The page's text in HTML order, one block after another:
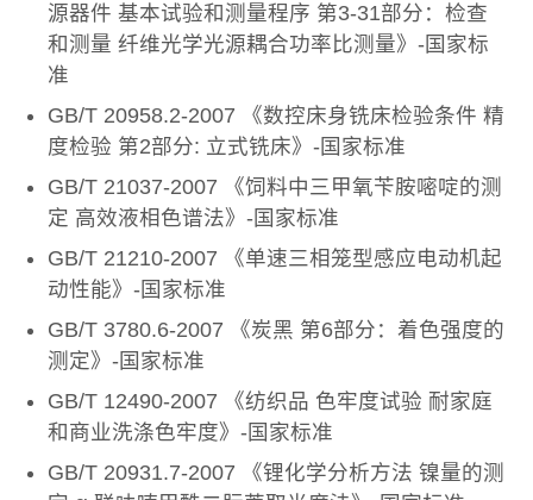
源器件 基本试验和测量程序 第3-31部分：检查
和测量 纤维光学光源耦合功率比测量》-国家标
准
GB/T 20958.2-2007 《数控床身铣床检验条件 精
度检验 第2部分: 立式铣床》-国家标准
GB/T 21037-2007 《饲料中三甲氧苄胺嘧啶的测
定 高效液相色谱法》-国家标准
GB/T 21210-2007 《单速三相笼型感应电动机起
动性能》-国家标准
GB/T 3780.6-2007 《炭黑 第6部分：着色强度的
测定》-国家标准
GB/T 12490-2007 《纺织品 色牢度试验 耐家庭
和商业洗涤色牢度》-国家标准
GB/T 20931.7-2007 《锂化学分析方法 镍量的测